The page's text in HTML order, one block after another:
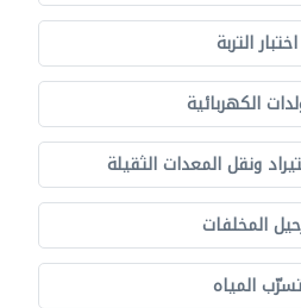
اختبار التربة
الكهربائية
ونقل المعدات الثقيلة
المخلفات
تسرّب المياه